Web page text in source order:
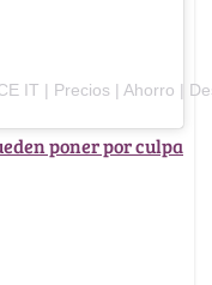
IT | Precios | Ahorro |
poner por culpa